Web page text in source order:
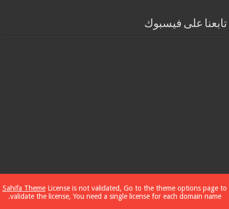
تابعنا على فيسبوك
Sahifa ThemeLicense is not validated, Go to the theme options page to
validate the license, You need a single license for each domain name.